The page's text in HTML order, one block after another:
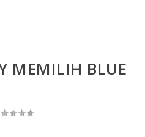
MEMILIH BLUE